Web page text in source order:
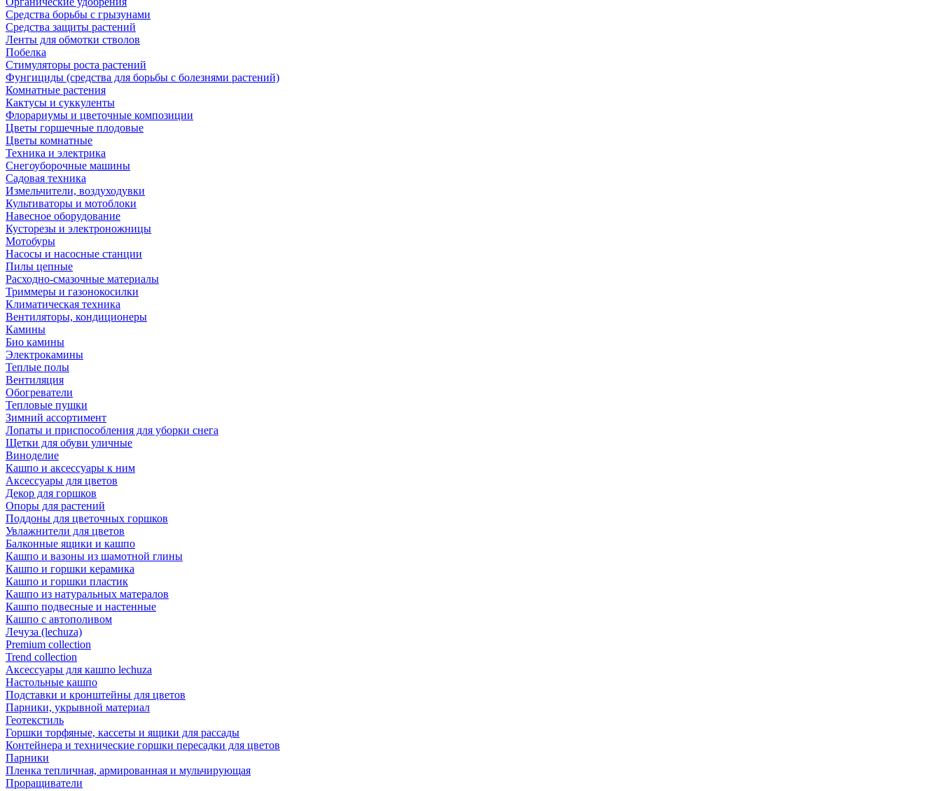
Средства борьбы с грызунами
Средства защиты растений
Ленты для обмотки стволов
Побелка
Стимуляторы роста растений
Фунгициды (средства для борьбы с болезнями растений)
Комнатные растения
Кактусы и суккуленты
Флорариумы и цветочные композиции
Цветы горшечные плодовые
Цветы комнатные
Техника и электрика
Снегоуборочные машины
Садовая техника
Измельчители, воздуходувки
Культиваторы и мотоблоки
Навесное оборудование
Кусторезы и электроножницы
Мотобуры
Насосы и насосные станции
Пилы цепные
Расходно-смазочные материалы
Триммеры и газонокосилки
Климатическая техника
Вентиляторы, кондиционеры
Камины
Био камины
Электрокамины
Теплые полы
Вентиляция
Обогреватели
Тепловые пушки
Зимний ассортимент
Лопаты и приспособления для уборки снега
Щетки для обуви уличные
Виноделие
Кашпо и аксессуары к ним
Аксессуары для цветов
Декор для горшков
Опоры для растений
Поддоны для цветочных горшков
Увлажнители для цветов
Балконные ящики и кашпо
Кашпо и вазоны из шамотной глины
Кашпо и горшки керамика
Кашпо и горшки пластик
Кашпо из натуральных матералов
Кашпо подвесные и настенные
Кашпо с автополивом
Лечуза (lechuza)
Premium collection
Trend collection
Аксессуары для кашпо lechuza
Настольные кашпо
Подставки и кронштейны для цветов
Парники, укрывной материал
Геотекстиль
Горшки торфяные, кассеты и ящики для рассады
Контейнера и технические горшки пересадки для цветов
Парники
Пленка тепличная, армированная и мульчирующая
Проращиватели